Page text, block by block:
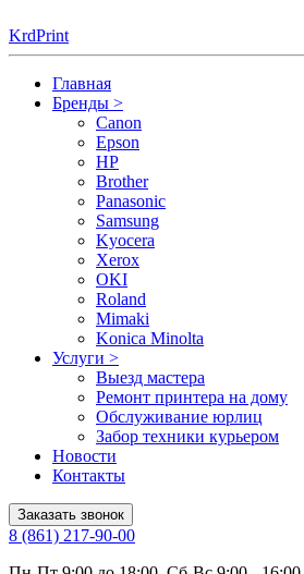
KrdPrint
Главная
Бренды >
Canon
Epson
HP
Brother
Panasonic
Samsung
Kyocera
Xerox
OKI
Roland
Mimaki
Konica Minolta
Услуги >
Выезд мастера
Ремонт принтера на дому
Обслуживание юрлиц
Забор техники курьером
Новости
Контакты
Заказать звонок
8 (861) 217-90-00